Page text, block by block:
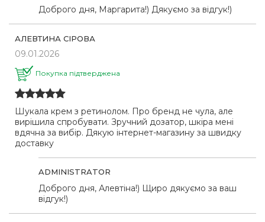
Доброго дня, Маргарита!) Дякуємо за відгук!)
АЛЕВТИНА СІРОВА
09.01.2026
Покупка підтверджена
Шукала крем з ретинолом. Про бренд не чула, але
вирішила спробувати. Зручний дозатор, шкіра мені
вдячна за вибір. Дякую інтернет-магазину за швидку
доставку
ADMINISTRATOR
Доброго дня, Алевтіна!) Щиро дякуємо за ваш
відгук!)